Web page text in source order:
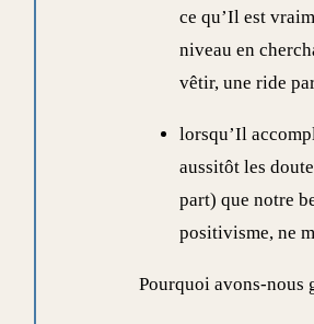
ce qu’Il est
niveau en
vêtir, une ride
lorsqu’Il
aussitôt les
part) que notre
positivisme, ne
Pourquoi avons-nous